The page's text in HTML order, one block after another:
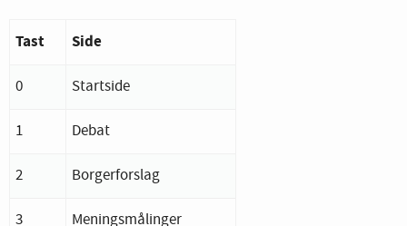
Tast Side
0 Startside
1 Debat
2 Borgerforslag
3 Meningsmålinger